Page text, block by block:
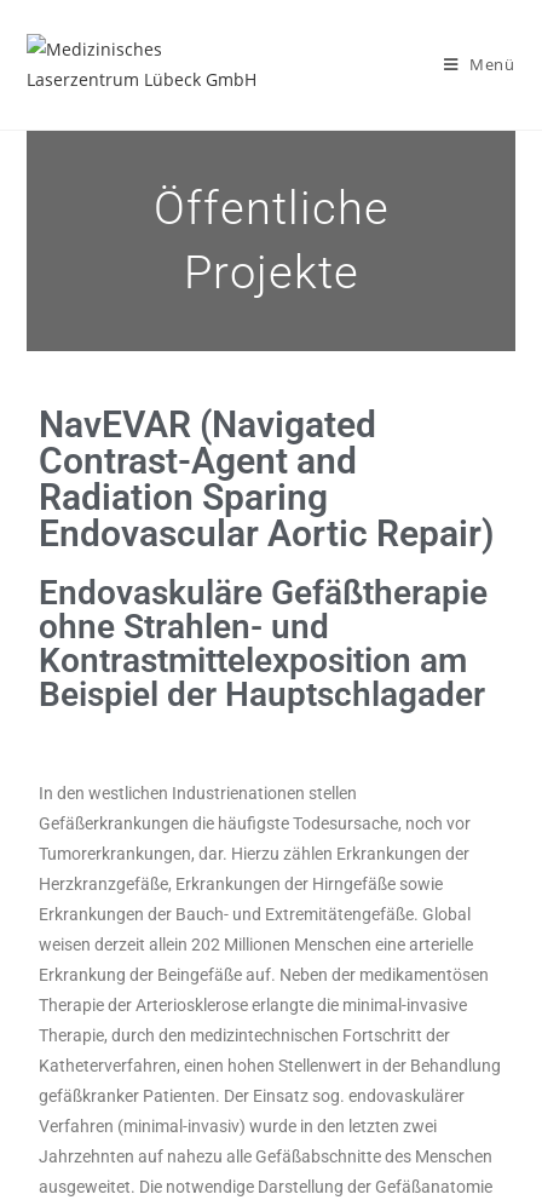
Menü
Öffentliche
Projekte
NavEVAR (Navigated
Contrast-Agent and
Radiation Sparing
Endovascular Aortic Repair)
Endovaskuläre Gefäßtherapie
ohne Strahlen- und
Kontrastmittelexposition am
Beispiel der Hauptschlagader
In den westlichen Industrienationen stellen
Gefäßerkrankungen die häufigste Todesursache, noch vor
Tumorerkrankungen, dar. Hierzu zählen Erkrankungen der
Herzkranzgefäße, Erkrankungen der Hirngefäße sowie
Erkrankungen der Bauch- und Extremitätengefäße. Global
weisen derzeit allein 202 Millionen Menschen eine arterielle
Erkrankung der Beingefäße auf. Neben der medikamentösen
Therapie der Arteriosklerose erlangte die minimal-invasive
Therapie, durch den medizintechnischen Fortschritt der
Katheterverfahren, einen hohen Stellenwert in der Behandlung
gefäßkranker Patienten. Der Einsatz sog. endovaskulärer
Verfahren (minimal-invasiv) wurde in den letzten zwei
Jahrzehnten auf nahezu alle Gefäßabschnitte des Menschen
ausgeweitet. Die notwendige Darstellung der Gefäßanatomie